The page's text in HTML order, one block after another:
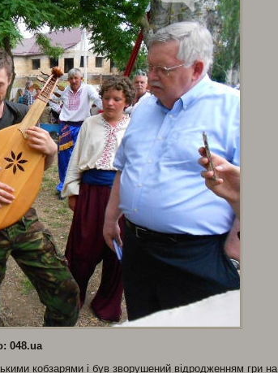
048.ua
кобзарями і був зворушений відродженням гри